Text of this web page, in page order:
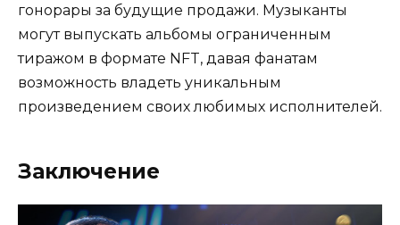
гонорары за будущие продажи. Музыканты
могут выпускать альбомы ограниченным
тиражом в формате NFT, давая фанатам
возможность владеть уникальным
произведением своих любимых исполнителей.
Заключение